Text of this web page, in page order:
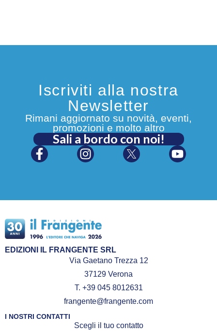
Iscriviti alla nostra
Newsletter
Rimani aggiornato su novità, eventi,
promozioni e molto altro
Sali a bordo con noi!
EDIZIONI IL FRANGENTE SRL
Via Gaetano Trezza 12
37129 Verona
T. +39 045 8012631
frangente@frangente.com
I NOSTRI CONTATTI
Scegli il tuo contatto